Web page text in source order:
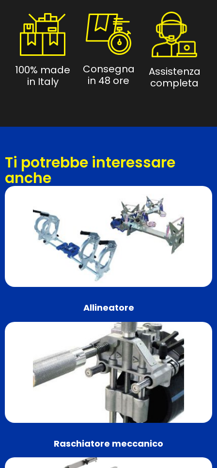
100% made
in Italy
Consegna
in 48 ore
Assistenza
completa
Ti potrebbe interessare
anche
Allineatore
Raschiatore meccanico